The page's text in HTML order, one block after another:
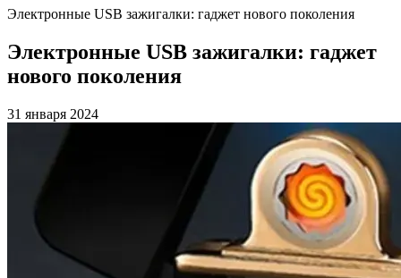
Электронные USB зажигалки: гаджет нового поколения
Электронные USB зажигалки: гаджет
нового поколения
31 января 2024